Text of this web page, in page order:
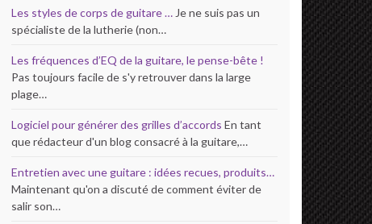
Les styles de corps de guitare … Je ne suis pas un
spécialiste de la lutherie (non…
Les fréquences d’EQ de la guitare, le pense-bête !
Pas toujours facile de s'y retrouver dans la large
plage…
Logiciel pour générer des grilles d’accords En tant
que rédacteur d'un blog consacré à la guitare,…
Entretien avec une guitare : idées recues, produits…
Maintenant qu'on a discuté de comment éviter de
salir son…